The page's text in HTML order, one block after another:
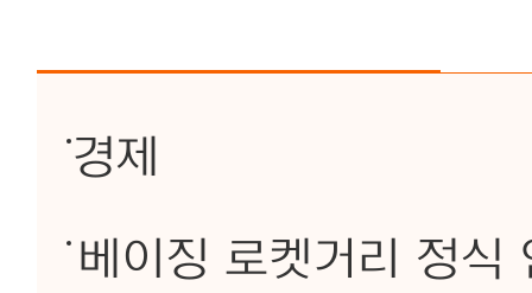
경제
베이징 로켓거리 정식